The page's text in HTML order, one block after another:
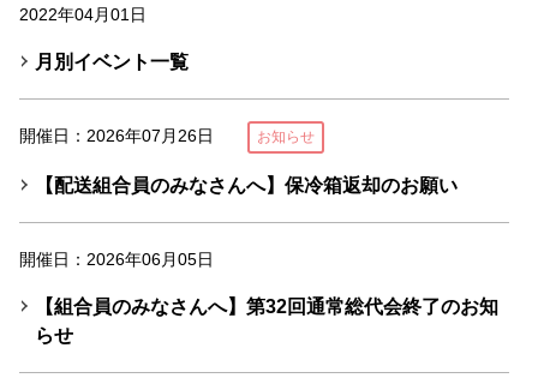
2022年04月01日
月別イベント一覧
開催日：2026年07月26日 お知らせ
【配送組合員のみなさんへ】保冷箱返却のお願い
開催日：2026年06月05日
【組合員のみなさんへ】第32回通常総代会終了のお知
らせ